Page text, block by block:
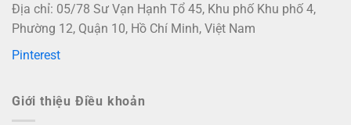
Địa chỉ: 05/78 Sư Vạn Hạnh Tổ 45, Khu phố Khu phố 4,
Phường 12, Quận 10, Hồ Chí Minh, Việt Nam
Pinterest
Giới thiệu Điều khoản